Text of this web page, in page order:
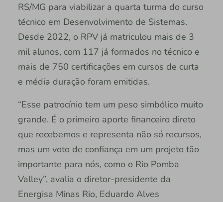
RS/MG para viabilizar a quarta turma do curso
técnico em Desenvolvimento de Sistemas.
Desde 2022, o RPV já matriculou mais de 3
mil alunos, com 117 já formados no técnico e
mais de 750 certificações em cursos de curta
e média duração foram emitidas.
“Esse patrocínio tem um peso simbólico muito
grande. É o primeiro aporte financeiro direto
que recebemos e representa não só recursos,
mas um voto de confiança em um projeto tão
importante para nós, como o Rio Pomba
Valley”, avalia o diretor-presidente da
Energisa Minas Rio, Eduardo Alves